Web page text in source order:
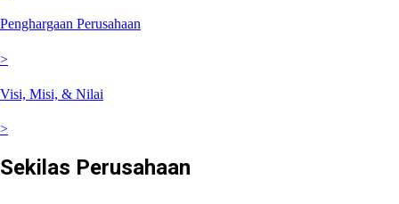
Penghargaan Perusahaan
>
Visi, Misi, & Nilai
>
Sekilas Perusahaan